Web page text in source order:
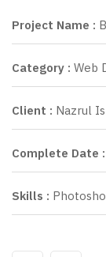
Project Name :
Category : Web
Client : Nazrul
Complete Date :
Skills :